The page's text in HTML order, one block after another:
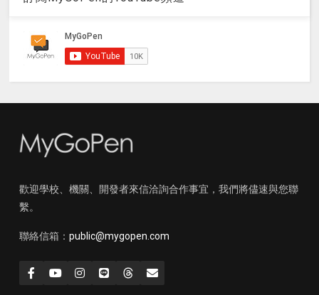
歡迎學校、機關、開發者來信洽詢合作事宜，我們將儘速與您聯
繫。
聯絡信箱： public@mygopen.com